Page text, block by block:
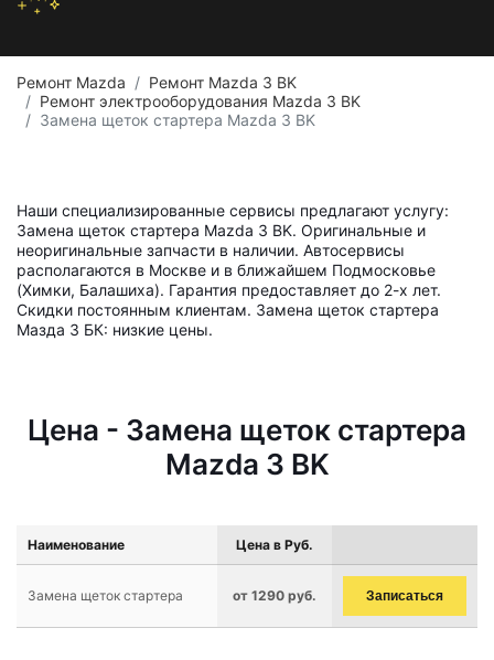
Ремонт Mazda
Ремонт Mazda 3 BK
Ремонт электрооборудования Mazda 3 BK
Замена щеток стартера Mazda 3 BK
Наши специализированные сервисы предлагают услугу:
Замена щеток стартера Mazda 3 BK. Оригинальные и
неоригинальные запчасти в наличии. Автосервисы
располагаются в Москве и в ближайшем Подмосковье
(Химки, Балашиха). Гарантия предоставляет до 2-х лет.
Скидки постоянным клиентам. Замена щеток стартера
Мазда 3 БК: низкие цены.
Цена - Замена щеток стартера
Mazda 3 BK
Наименование Цена в Руб.
Замена щеток стартера от 1290 руб. Записаться